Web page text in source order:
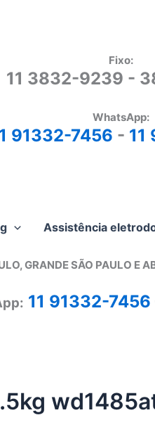
Fixo:
11 3832-9239 -
WhatsApp:
91332-7456 - 11
Assistência
GRANDE SÃO PAULO E
11 91332-7456